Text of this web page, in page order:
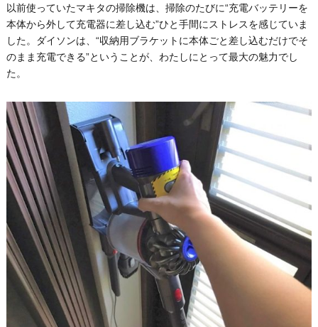
以前使っていたマキタの掃除機は、掃除のたびに“充電バッテリーを
本体から外して充電器に差し込む”ひと手間にストレスを感じていま
した。ダイソンは、“収納用ブラケットに本体ごと差し込むだけでそ
のまま充電できる”ということが、わたしにとって最大の魅力でし
た。